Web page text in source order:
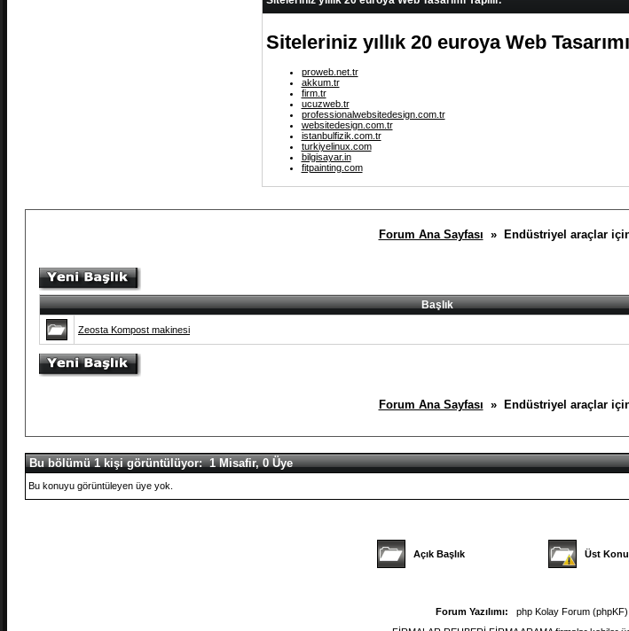
Siteleriniz yıllık 20 euroya Web Tasarımı
proweb.net.tr
akkum.tr
firm.tr
ucuzweb.tr
professionalwebsitedesign.com.tr
websitedesign.com.tr
istanbulfizik.com.tr
turkiyelinux.com
bilgisayar.in
fitpainting.com
Forum Ana Sayfası » Endüstriyel araçlar
Başlık
Zeosta Kompost makinesi
Forum Ana Sayfası » Endüstriyel araçlar
Bu bölümü 1 kişi görüntülüyor: 1 Misafir, 0 Üye
Bu konuyu görüntüleyen üye yok.
Açık Başlık Üst Konu
Forum Yazılımı: php Kolay Forum (phpKF)